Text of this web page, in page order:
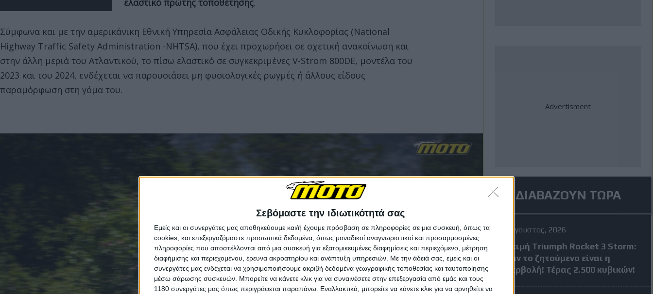
Σεβόμαστε την ιδιωτικότητά σας
Εμείς και οι συνεργάτες μας αποθηκεύουμε και/ή έχουμε πρόσβαση σε πληροφορίες σε μια συσκευή, όπως τα
cookies, και επεξεργαζόμαστε προσωπικά δεδομένα, όπως μοναδικοί αναγνωριστικοί και προσαρμοσμένες
πληροφορίες που αποστέλλονται από μια συσκευή για εξατομικευμένες διαφημίσεις και περιεχόμενο, μέτρηση
διαφήμισης και περιεχομένου, έρευνα ακροατηρίου και ανάπτυξη υπηρεσιών. Με την άδειά σας, εμείς και οι
συνεργάτες μας ενδέχεται να χρησιμοποιήσουμε ακριβή δεδομένα γεωγραφικής τοποθεσίας και ταυτοποίησης
μέσω σάρωσης συσκευών. Μπορείτε να κάνετε κλικ για να συναινέσετε στην επεξεργασία από εμάς και τους
1180 συνεργάτες μας όπως περιγράφεται παραπάνω. Εναλλακτικά, μπορείτε να κάνετε κλικ για να αρνηθείτε να
ελαστικό πρώτης τοποθέτησης.
Σύμφωνα και με την αμερικάνικη Εθνική Υπηρεσία Ασφάλειας Οδικής Κυκλοφορίας (National
Highway Traffic Safety Administration -NHTSA), που έχει προχωρήσει σε σχετική ανακοίνωση και
στην άλλη μεριά του Ατλαντικού, το πίσω ελαστικό σε συγκεκριμένες V-Strom 800DE, μοντέλα του
2023 και του 2024, ενδέχεται να παρουσιάσει μη φυσιολογικές ρωγμές ή άλλους είδους
παραμόρφωση στη γόμα του.
ΔΙΑΒΑΖΟΥΝ ΤΩΡΑ
4 Αύγουστος, 2026
Δοκιμή Triumph Rocket 3 Storm:
Όταν το ζητούμενο είναι η
υπερβολή! Τέρας 2.500 κυβικών!